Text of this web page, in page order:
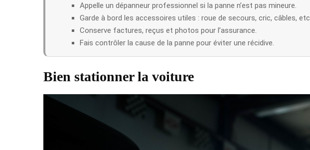
Appelle un dépanneur professionnel si la panne n’est pas mineure.
Garde à bord les accessoires utiles : roue de secours, cric, câbles, etc.
Conserve factures, reçus et photos pour l’assurance.
Fais contrôler la cause de la panne pour éviter une récidive.
Bien stationner la voiture